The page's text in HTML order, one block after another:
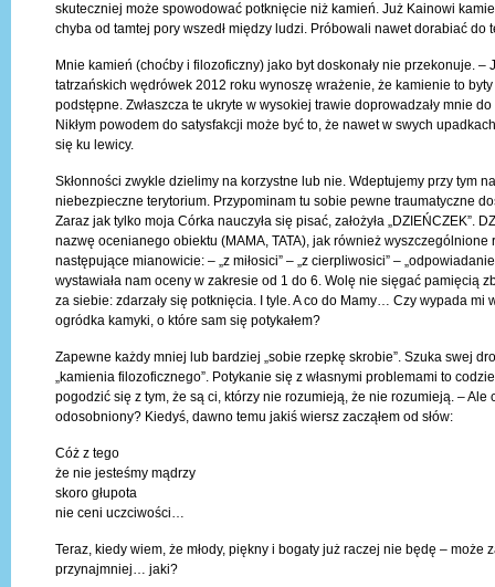
skuteczniej może spowodować potknięcie niż kamień. Już Kainowi
chyba od tamtej pory wszedł między ludzi. Próbowali nawet dorabiać do
Mnie kamień (choćby i filozoficzny) jako byt doskonały nie przekonuje. –
tatrzańskich wędrówek 2012 roku wynoszę wrażenie, że kamienie to
podstępne. Zwłaszcza te ukryte w wysokiej trawie doprowadzały mnie
Nikłym powodem do satysfakcji może być to, że nawet w swych
się ku lewicy.
Skłonności zwykle dzielimy na korzystne lub nie. Wdeptujemy przy tym
niebezpieczne terytorium. Przypominam tu sobie pewne traumatyczne
Zaraz jak tylko moja Córka nauczyła się pisać, założyła „DZIEŃCZEK”.
nazwę ocenianego obiektu (MAMA, TATA), jak również wyszczególnione
następujące mianowicie: – „z miłosici” – „z cierpliwosici” –
wystawiała nam oceny w zakresie od 1 do 6. Wolę nie sięgać pamięcią
za siebie: zdarzały się potknięcia. I tyle. A co do Mamy… Czy wypada mi
ogródka kamyki, o które sam się potykałem?
Zapewne każdy mniej lub bardziej „sobie rzepkę skrobie”. Szuka swej
„kamienia filozoficznego”. Potykanie się z własnymi problemami to
pogodzić się z tym, że są ci, którzy nie rozumieją, że nie rozumieją. – Ale
odosobniony? Kiedyś, dawno temu jakiś wiersz zacząłem od słów:
Cóż z tego
że nie jesteśmy mądrzy
skoro głupota
nie ceni uczciwości…
Teraz, kiedy wiem, że młody, piękny i bogaty już raczej nie będę – może
przynajmniej… jaki?